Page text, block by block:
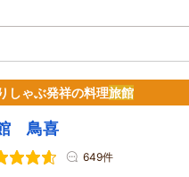
しゃぶ発祥の料理旅館
鳥喜
649件